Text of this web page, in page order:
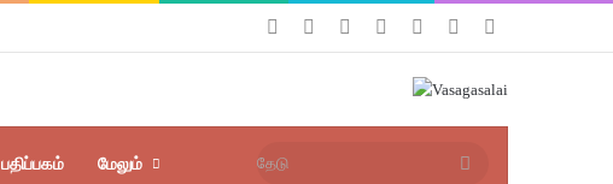
Facebook YouTubeInstagramபுகுபதிகைசீரற்ற பதிவுகள்
பதிப்பகம் மேலும் தேடு